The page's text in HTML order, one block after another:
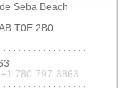
Seba Beach
T0E 2B0
780-797-3863